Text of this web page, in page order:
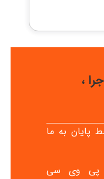
،
پایان به ما
پی وی سی